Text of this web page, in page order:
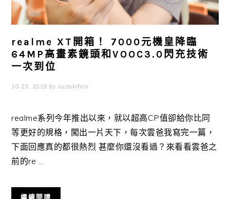
realme XT開箱！ 7000元機皇降臨
64MP高畫素鏡頭和VOOC3.0閃充技術
一次到位
10 23, 2019 by suzukihiro
realme系列今年推出以來，就以超高CP值卻給你比同
等更好的規格，闖出一片天下，每次雲爸我寫完一篇，
下面回應真的都很熱烈 甚麼你還沒看過？來看看雲爸之
前的re ...
繼續閱讀